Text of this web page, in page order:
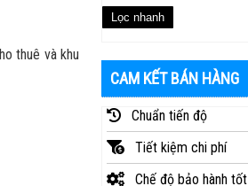
thuê và khu
Lọc nhanh
CAM KẾT BÁN HÀNG
Chuẩn tiến độ
Tiết kiệm chi phí
Chế độ bảo hành tốt